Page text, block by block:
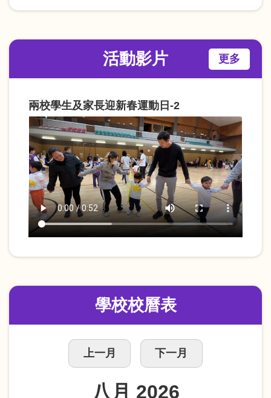
活動影片 更多
兩校學生及家長迎新春運動日-2
學校校曆表
上一月 下一月
八月 2026